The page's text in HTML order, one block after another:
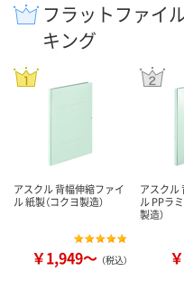
フラットファイ
キング
アスクル 背幅伸縮ファイ
ル 紙製（コクヨ製造）
￥1,949～ （税込）
アスクル
ル PPラ
製造）